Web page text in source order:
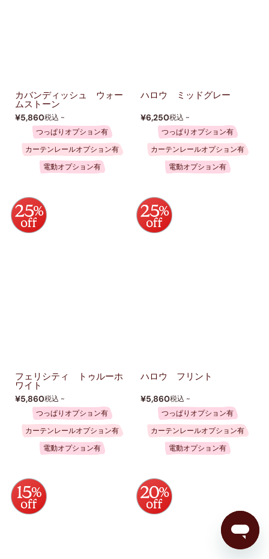
カバンディッシュ ウォー
ムストーン
¥5,860税込 ~
つっぱりオプション有
カーテンレールオプション有
電動オプション有
ハロウ ミッドグレー
¥6,250税込 ~
つっぱりオプション有
カーテンレールオプション有
電動オプション有
フェリシティ トゥルーホ
ワイト
¥5,860税込 ~
つっぱりオプション有
カーテンレールオプション有
電動オプション有
ハロウ フリント
¥5,860税込 ~
つっぱりオプション有
カーテンレールオプション有
電動オプション有